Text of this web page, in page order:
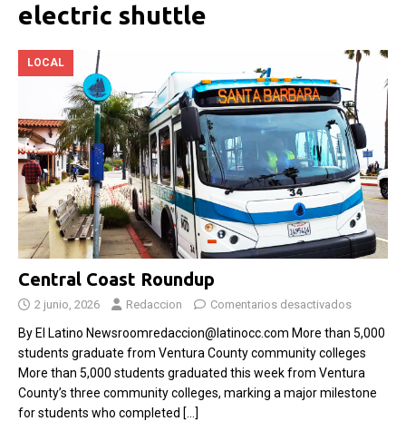
electric shuttle
LOCAL
Central Coast Roundup
2 junio, 2026 Redaccion Comentarios desactivados
By El Latino Newsroomredaccion@latinocc.com More than 5,000
students graduate from Ventura County community colleges
More than 5,000 students graduated this week from Ventura
County’s three community colleges, marking a major milestone
for students who completed […]